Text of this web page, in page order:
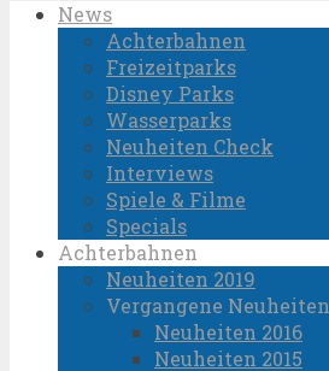
News
Achterbahnen
Freizeitparks
Disney Parks
Wasserparks
Neuheiten Check
Interviews
Spiele & Filme
Specials
Achterbahnen
Neuheiten 2019
Vergangene Neuheiten
Neuheiten 2016
Neuheiten 2015